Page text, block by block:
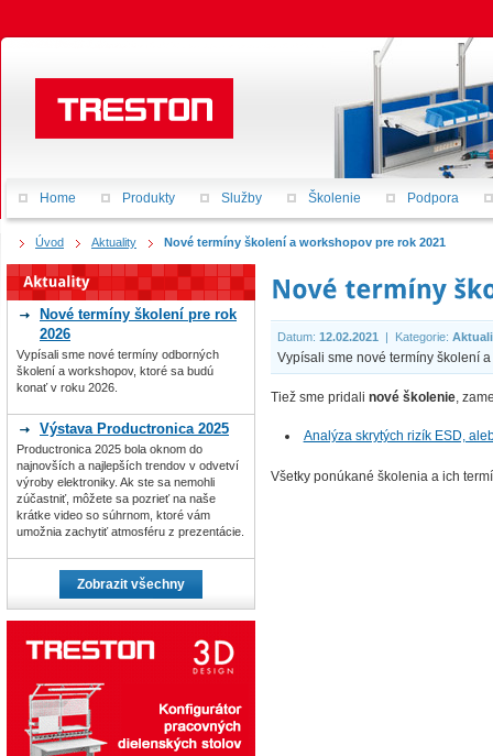
Úvod Aktuality Nové termíny školení a workshopov pre rok 2021
Datum: 12.02.2021 Kategorie:
Vypísali sme nové termíny školení
Tiež sme pridali nové školenie ,
Analýza skrytých rizík ESD,
Všetky ponúkané školenia a ich
Nové termíny školení pre rok
2026
Vypísali sme nové termíny odborných
školení a workshopov, ktoré sa budú
konať v roku 2026.
Výstava Productronica 2025
Productronica 2025 bola oknom do
najnovších a najlepších trendov v odvetví
výroby elektroniky. Ak ste sa nemohli
zúčastniť, môžete sa pozrieť na naše
krátke video so súhrnom, ktoré vám
umožnia zachytiť atmosféru z prezentácie.
Zobrazit všechny
Home Produkty Služby Školenie Podpora